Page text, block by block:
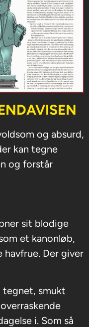
og absurd,
kan tegne
og forstår
sit blodige
et kanonløb,
havfrue. Der giver
smukt
i. Som så